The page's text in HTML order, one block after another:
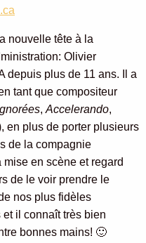
nouvelle tête à la
Olivier
depuis plus de 11 ans. Il a
tant que compositeur
, Accelerando,
en plus de porter plusieurs
de la compagnie
en scène et regard
de le voir prendre le
nos plus fidèles
il connaît très bien
bonnes mains! 🙂